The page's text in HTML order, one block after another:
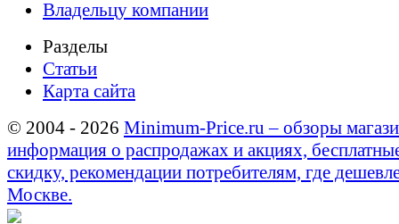
Владельцу компании
Разделы
Статьи
Карта сайта
© 2004 - 2026 Minimum-Price.ru – обзоры
информация о распродажах и акциях,
скидку, рекомендации потребителям, где
Москве.